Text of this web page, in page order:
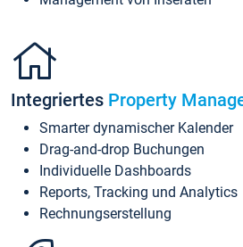
Integriertes Property
Smarter dynamischer Kalender
Drag-and-drop Buchungen
Individuelle Dashboards
Reports, Tracking und Analytics
Rechnungserstellung